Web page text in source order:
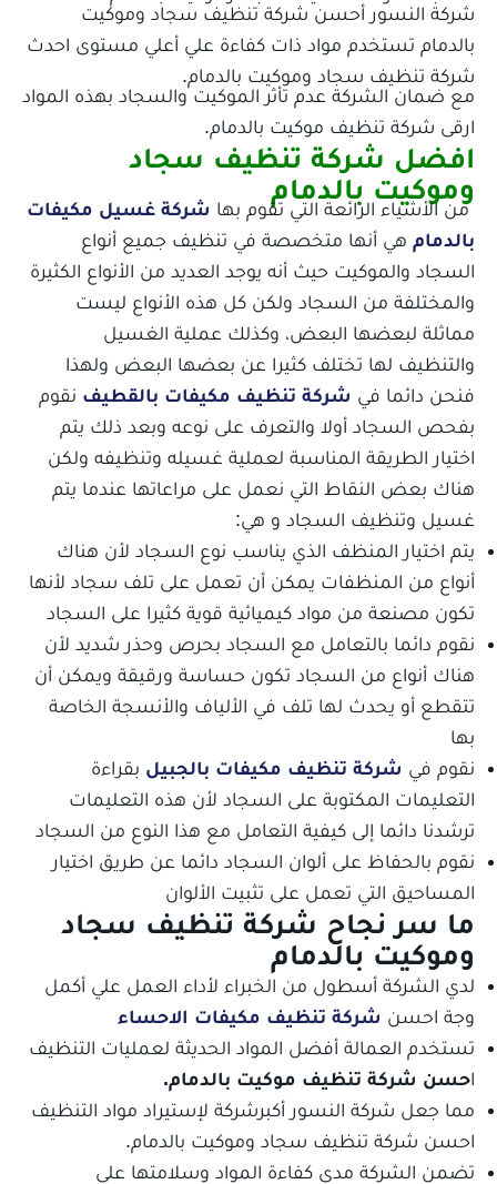
شركة النسور أحسن شركة تنظيف سجاد وموكيت
بالدمام تستخدم مواد ذات كفاءة علي أعلي مستوى احدث
شركة تنظيف سجاد وموكيت بالدمام.
مع ضمان الشركة عدم تأثر الموكيت والسجاد بهذه المواد
ارقى شركة تنظيف موكيت بالدمام.
افضل شركة تنظيف سجاد
وموكيت بالدمام
من الأشياء الرائعة التي تقوم بها شركة غسيل مكيفات
بالدمام هي أنها متخصصة في تنظيف جميع أنواع
السجاد والموكيت حيث أنه يوجد العديد من الأنواع الكثيرة
والمختلفة من السجاد ولكن كل هذه الأنواع ليست
مماثلة لبعضها البعض، وكذلك عملية الغسيل
والتنظيف لها تختلف كثيرا عن بعضها البعض ولهذا
فنحن دائما في شركة تنظيف مكيفات بالقطيف نقوم
بفحص السجاد أولا والتعرف على نوعه وبعد ذلك يتم
اختيار الطريقة المناسبة لعملية غسيله وتنظيفه ولكن
هناك بعض النقاط التي نعمل على مراعاتها عندما يتم
غسيل وتنظيف السجاد و هي:
يتم اختيار المنظف الذي يناسب نوع السجاد لأن هناك
أنواع من المنظفات يمكن أن تعمل على تلف سجاد لأنها
تكون مصنعة من مواد كيميائية قوية كثيرا على السجاد
نقوم دائما بالتعامل مع السجاد بحرص وحذر شديد لأن
هناك أنواع من السجاد تكون حساسة ورقيقة ويمكن أن
تتقطع أو يحدث لها تلف في الألياف والأنسجة الخاصة
بها
نقوم في شركة تنظيف مكيفات بالجبيل بقراءة
التعليمات المكتوبة على السجاد لأن هذه التعليمات
ترشدنا دائما إلى كيفية التعامل مع هذا النوع من السجاد
نقوم بالحفاظ على ألوان السجاد دائما عن طريق اختيار
المساحيق التي تعمل على تثبيت الألوان
ما سر نجاح شركة تنظيف سجاد
وموكيت بالدمام
لدي الشركة أسطول من الخبراء لأداء العمل علي أكمل
وجة احسن شركة تنظيف مكيفات الاحساء
تستخدم العمالة أفضل المواد الحديثة لعمليات التنظيف
احسن شركة تنظيف موكيت بالدمام.
مما جعل شركة النسور أكبرشركة لإستيراد مواد التنظيف
احسن شركة تنظيف سجاد وموكيت بالدمام.
تضمن الشركة مدى كفاءة المواد وسلامتها علي
جميع الخدمات